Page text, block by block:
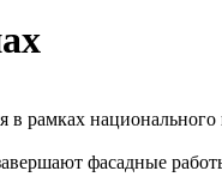
в рамках
фасадные